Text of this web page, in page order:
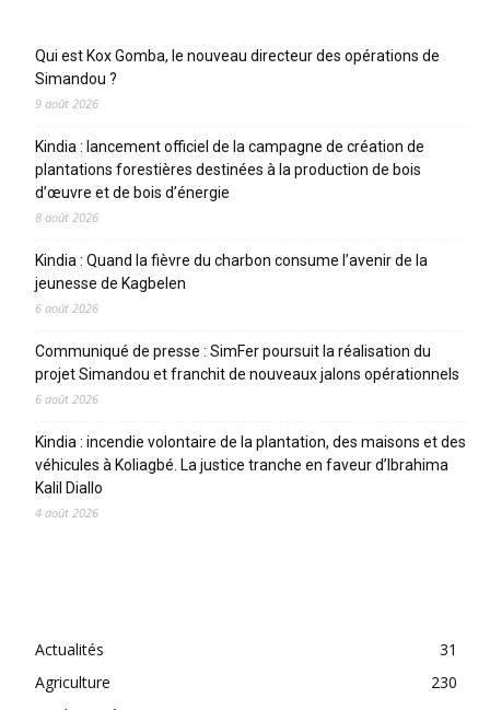
Qui est Kox Gomba, le nouveau directeur des opérations de
Simandou ?
9 août 2026
Kindia : lancement officiel de la campagne de création de
plantations forestières destinées à la production de bois
d’œuvre et de bois d’énergie
8 août 2026
Kindia : Quand la fièvre du charbon consume l’avenir de la
jeunesse de Kagbelen
6 août 2026
Communiqué de presse : SimFer poursuit la réalisation du
projet Simandou et franchit de nouveaux jalons opérationnels
6 août 2026
Kindia : incendie volontaire de la plantation, des maisons et des
véhicules à Koliagbé. La justice tranche en faveur d’Ibrahima
Kalil Diallo
4 août 2026
Actualités
31
Agriculture
230